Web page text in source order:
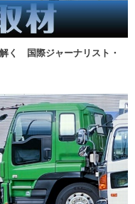
く 国際ジャーナリスト・